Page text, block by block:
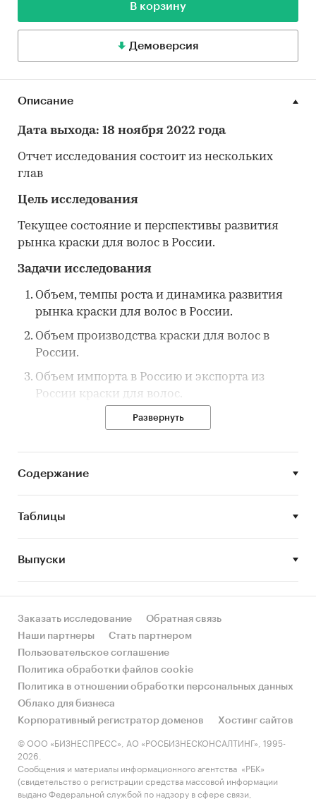
В корзину
Демоверсия
Описание
Дата выхода: 18 ноября 2022 года
Отчет исследования состоит из нескольких
глав
Цель исследования
Текущее состояние и перспективы развития
рынка краски для волос в России.
Задачи исследования
Объем, темпы роста и динамика развития
рынка краски для волос в России.
Объем производства краски для волос в
России.
Объем импорта в Россию и экспорта из
России краски для волос.
Рыночные доли производителей на рынке
для волос в России.
перспективы развития рынка (в ближайшие
Прогноз рынка краски для волос в России.
Финансово-хозяйственная деятельность
участников рынка краски для волос в
России.
Метод сбора и анализа данных
ФСГС РФ (Росстат):часто информация
обобъемах производства продукциине
содержится в данных ФСГС РФ (Росстат) и
процесс ее получения является очень
исследовании мы имеем дело именно с таким
случаем.
Развернуть
Содержание
Таблицы
Выпуски
Заказать исследование
Обратная связь
Наши партнеры
Стать партнером
Пользовательское соглашение
Политика обработки файлов cookie
Политика в отношении обработки персональных данных
Облако для бизнеса
Корпоративный регистратор доменов
Хостинг сайтов
© ООО «БИЗНЕСПРЕСС», АО «РОСБИЗНЕСКОНСАЛТИНГ», 1995-
2026.
Сообщения и материалы информационного агентства «РБК»
(свидетельство о регистрации средства массовой информации
выдано Федеральной службой по надзору в сфере связи,